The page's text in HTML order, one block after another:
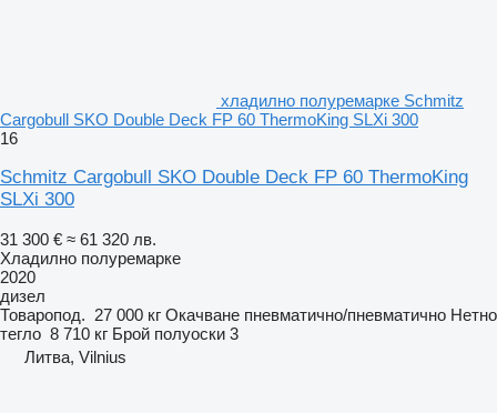
хладилно полуремарке Schmitz
Cargobull SKO Double Deck FP 60 ThermoKing SLXi 300
16
Schmitz Cargobull SKO Double Deck FP 60 ThermoKing
SLXi 300
31 300 € ≈ 61 320 лв.
Хладилно полуремарке
2020
дизел
Товаропод. 27 000 кг Окачване пневматично/пневматично Нетно
тегло 8 710 кг Брой полуоски 3
Литва, Vilnius